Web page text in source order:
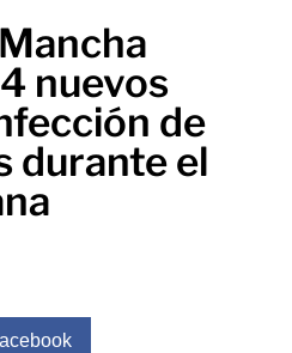
nuevos
de
durante el